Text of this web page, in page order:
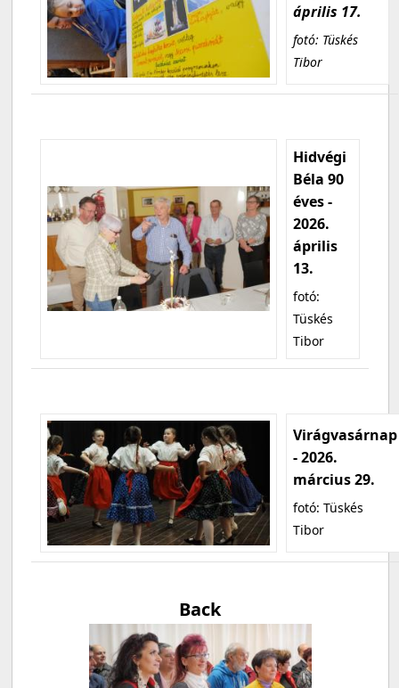
április 17.
fotó: Tüskés
Tibor
Hidvégi
Béla 90
éves -
2026.
április
13.
fotó:
Tüskés
Tibor
Virágvasárnap
- 2026.
március 29.
fotó: Tüskés
Tibor
Back